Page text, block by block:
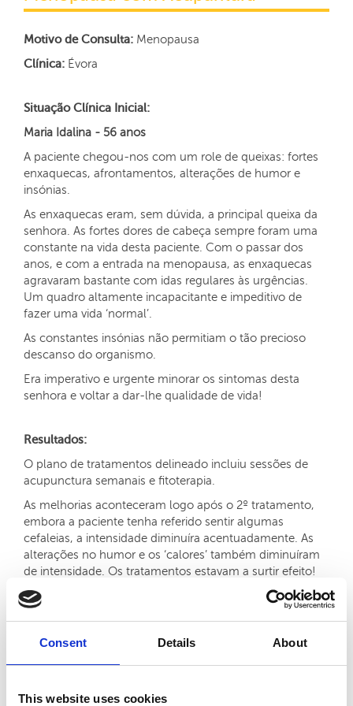
Consent Details About
This website uses cookies
Motivo de Consulta: Menopausa
Clínica: Évora
Situação Clínica Inicial:
Maria Idalina - 56 anos
A paciente chegou-nos com um role de queixas: fortes
enxaquecas, afrontamentos, alterações de humor e
insónias.
As enxaquecas eram, sem dúvida, a principal queixa da
senhora. As fortes dores de cabeça sempre foram uma
constante na vida desta paciente. Com o passar dos
anos, e com a entrada na menopausa, as enxaquecas
agravaram bastante com idas regulares às urgências.
Um quadro altamente incapacitante e impeditivo de
fazer uma vida ‘normal’.
As constantes insónias não permitiam o tão precioso
descanso do organismo.
Era imperativo e urgente minorar os sintomas desta
senhora e voltar a dar-lhe qualidade de vida!
Resultados:
O plano de tratamentos delineado incluiu sessões de
acupunctura semanais e fitoterapia.
As melhorias aconteceram logo após o 2º tratamento,
embora a paciente tenha referido sentir algumas
cefaleias, a intensidade diminuíra acentuadamente. As
alterações no humor e os ‘calores’ também diminuíram
de intensidade. Os tratamentos estavam a surtir efeito!
Estávamos no caminho certo!
Semana a semana, tratamento a tratamento os sintomas
consigo fazer a minha vida sem estar preocupada com
os afrontamentos e com as alterações de humor
antigas”.